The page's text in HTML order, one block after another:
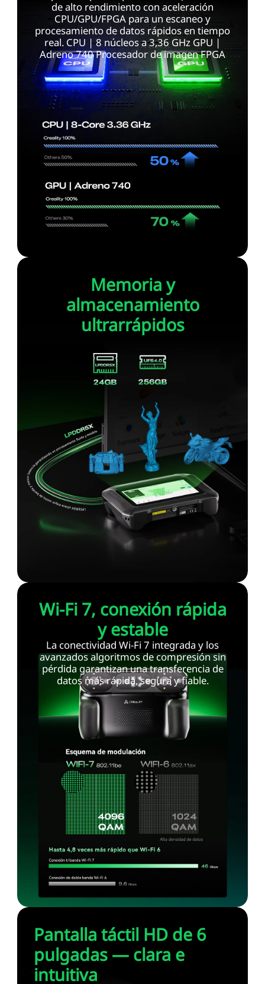
de alto rendimiento con aceleración
CPU/GPU/FPGA para un escaneo y
procesamiento de datos rápidos en tiempo
real. CPU | 8 núcleos a 3,36 GHz GPU |
Adreno 740 Procesador de imagen FPGA
Memoria y
almacenamiento
ultrarrápidos
Wi-Fi 7, conexión rápida
y estable
La conectividad Wi-Fi 7 integrada y los
avanzados algoritmos de compresión sin
pérdida garantizan una transferencia de
datos más rápida, segura y fiable.
Pantalla táctil HD de 6
pulgadas — clara e
intuitiva